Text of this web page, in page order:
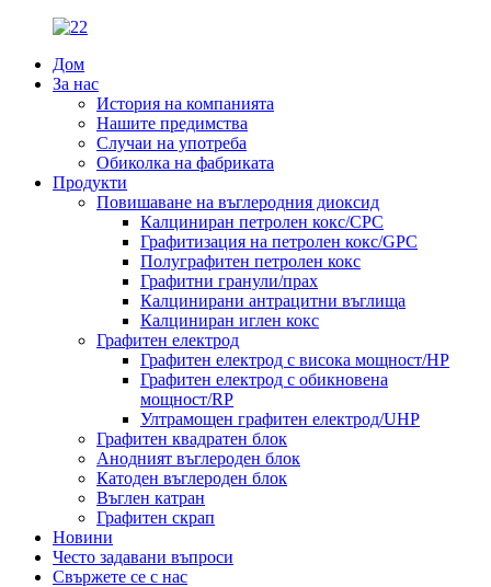
Дом
За нас
История на компанията
Нашите предимства
Случаи на употреба
Обиколка на фабриката
Продукти
Повишаване на въглеродния диоксид
Калциниран петролен кокс/CPC
Графитизация на петролен кокс/GPC
Полуграфитен петролен кокс
Графитни гранули/прах
Калцинирани антрацитни въглища
Калциниран иглен кокс
Графитен електрод
Графитен електрод с висока мощност/HP
Графитен електрод с обикновена
мощност/RP
Ултрамощен графитен електрод/UHP
Графитен квадратен блок
Анодният въглероден блок
Катоден въглероден блок
Въглен катран
Графитен скрап
Новини
Често задавани въпроси
Свържете се с нас